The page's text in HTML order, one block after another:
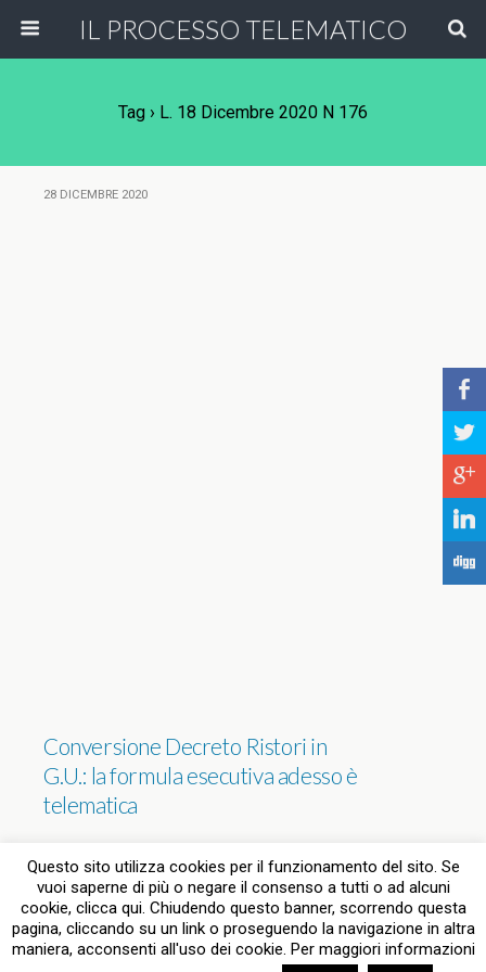
IL PROCESSO TELEMATICO
Tag › L. 18 Dicembre 2020 N 176
28 DICEMBRE 2020
Conversione Decreto Ristori in
G.U.: la formula esecutiva adesso è
telematica
Torna su
Questo sito utilizza cookies per il funzionamento del sito. Se
vuoi saperne di più o negare il consenso a tutti o ad alcuni
cookie, clicca qui. Chiudendo questo banner, scorrendo questa
pagina, cliccando su un link o proseguendo la navigazione in altra
maniera, acconsenti all'uso dei cookie. Per maggiori informazioni
b
a
c
j
F